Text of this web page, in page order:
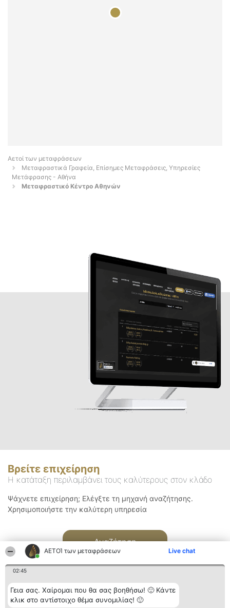
ΑΕΤΟΊ των μεταφράσεων Live chat
02:45
Γεια σας. Χαίρομαι που θα σας βοηθήσω! 🙂 Κάντε
κλικ στο αντίστοιχο θέμα συνομιλίας! 🙂
Αετοί των μεταφράσεων
Μεταφραστικά Γραφεία, Επίσημες Μεταφράσεις, Υπηρεσίες
Μετάφρασης - Αθήνα
Μεταφραστικό Κέντρο Αθηνών
Βρείτε επιχείρηση
Η κατάταξη περιλαμβάνει τους καλύτερους στον κλάδο
Ψάχνετε επιχείρηση; Ελέγξτε τη μηχανή αναζήτησης.
Χρησιμοποιήστε την καλύτερη υπηρεσία
Αναζήτηση